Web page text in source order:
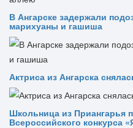
В Ангарске задержали
марихуаны и гашиша
Актриса из Ангарска
Школьница из Приангарья
Всероссийского конкурса